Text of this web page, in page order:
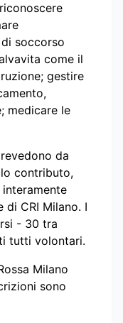
soccorso
come il
gestire
medicare le
da
contributo,
CRI Milano. I
- 30 tra
tutti volontari.
Milano
sono